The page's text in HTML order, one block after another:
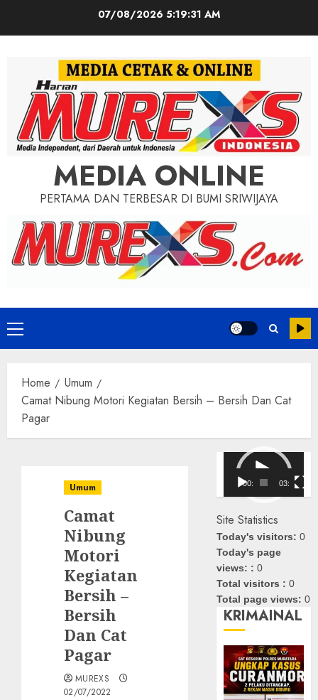
07/08/2026 5:19:33 AM
MEDIA ONLINE
PERTAMA DAN TERBESAR DI BUMI SRIWIJAYA
Primary
Menu
Home
Umum
Camat Nibung Motori Kegiatan Bersih – Bersih Dan Cat
Pagar
Umum
Camat
Nibung
Motori
Kegiatan
Bersih –
Bersih
Dan Cat
Pagar
MUREXS
02/07/2022
Pemutar
Video
00:00 03:08
Site Statistics
Today's visitors:0
Today's page
views: :0
Total visitors :0
Total page views:0
KRIMAINAL